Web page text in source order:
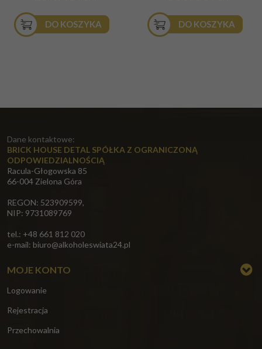
DO KOSZYKA DO KOSZYKA
Dane kontaktowe:
BRICK HOUSE DETAL SPÓŁKA Z OGRANICZONĄ
ODPOWIEDZIALNOŚCIĄ
Racula-Głogowska 85
66-004 Zielona Góra
REGON: 523909599,
NIP: 9731089769
tel.: +48 661 812 020
e-mail: biuro@alkoholeswiata24.pl
MOJE KONTO
Logowanie
Rejestracja
Przechowalnia